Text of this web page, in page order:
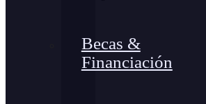
Becas &
Financiación